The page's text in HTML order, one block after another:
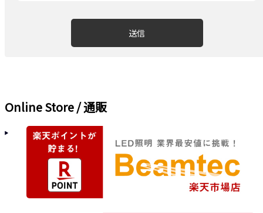
Online Store / 通販